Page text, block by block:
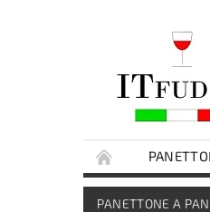
ČOKOLÁDY
PANETTONE A